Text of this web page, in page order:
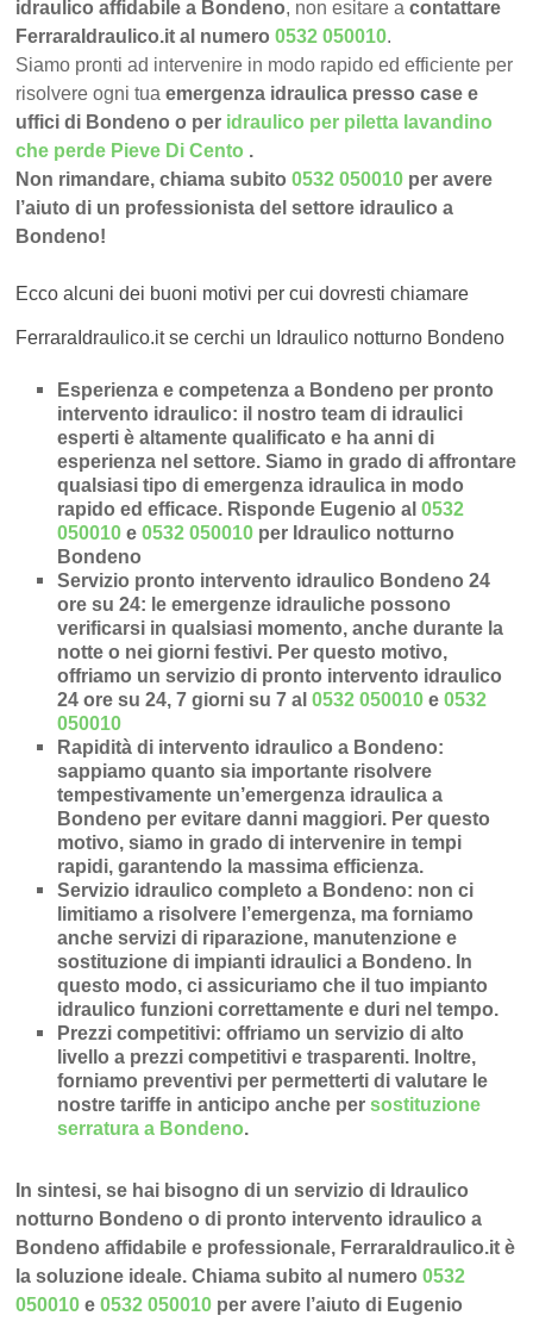
idraulico affidabile a Bondeno, non esitare acontattare
FerraraIdraulico.it al numero0532 050010.
Siamo pronti ad intervenire in modo rapido ed efficiente per
risolvere ogni tuaemergenza idraulica presso case e
uffici di Bondeno o per idraulico per piletta lavandino
che perde Pieve Di Cento .
Non rimandare, chiama subito0532 050010 per avere
l’aiuto di un professionista del settore idraulico a
Bondeno!
Ecco alcuni dei buoni motivi per cui dovresti chiamare
FerraraIdraulico.it se cerchi un Idraulico notturno Bondeno
Esperienza e competenza a Bondeno per pronto
intervento idraulico: il nostro team di idraulici
esperti è altamente qualificato e ha anni di
esperienza nel settore. Siamo in grado di affrontare
qualsiasi tipo di emergenza idraulica in modo
rapido ed efficace. Risponde Eugenio al0532
050010 e0532 050010 per Idraulico notturno
Bondeno
Servizio pronto intervento idraulico Bondeno 24
ore su 24: le emergenze idrauliche possono
verificarsi in qualsiasi momento, anche durante la
notte o nei giorni festivi. Per questo motivo,
offriamo un servizio di pronto intervento idraulico
24 ore su 24, 7 giorni su 7 al0532 050010 e0532
050010
Rapidità di intervento idraulico a Bondeno:
sappiamo quanto sia importante risolvere
tempestivamente un’emergenza idraulica a
Bondeno per evitare danni maggiori. Per questo
motivo, siamo in grado di intervenire intempi
rapidi, garantendo la massima efficienza.
Servizio idraulico completo a Bondeno: non ci
limitiamo a risolvere l’emergenza, ma forniamo
ancheservizi di riparazione, manutenzione e
sostituzione di impianti idraulici a Bondeno. In
questo modo, ci assicuriamo che il tuo impianto
idraulico funzioni correttamente e duri nel tempo.
Prezzi competitivi: offriamo unservizio di alto
livello a prezzi competitivi e trasparenti. Inoltre,
forniamo preventivi per permetterti di valutare le
nostre tariffe in anticipo anche persostituzione
serratura a Bondeno.
In sintesi, se hai bisogno di un servizio di Idraulico
notturno Bondeno o di pronto intervento idraulico a
Bondeno affidabile e professionale, FerraraIdraulico.it è
la soluzione ideale. Chiama subito al numero0532
050010 e0532 050010 per avere l’aiuto di Eugenio